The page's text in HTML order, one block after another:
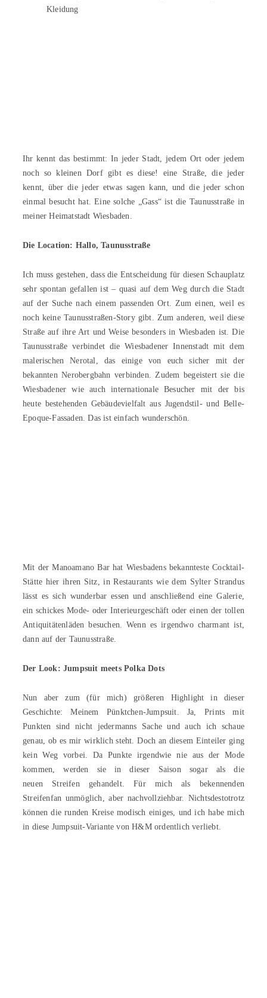
Kleidung
Ihr kennt das bestimmt: In jeder Stadt, jedem Ort oder jedem
noch so kleinen Dorf gibt es diese! eine Straße, die jeder
kennt, über die jeder etwas sagen kann, und die jeder schon
einmal besucht hat. Eine solche „Gass“ ist die Taunusstraße in
meiner Heimatstadt Wiesbaden.
Die Location: Hallo, Taunusstraße
Ich muss gestehen, dass die Entscheidung für diesen Schauplatz
sehr spontan gefallen ist – quasi auf dem Weg durch die Stadt
auf der Suche nach einem passenden Ort. Zum einen, weil es
noch keine Taunusstraßen-Story gibt. Zum anderen, weil diese
Straße auf ihre Art und Weise besonders in Wiesbaden ist. Die
Taunusstraße verbindet die Wiesbadener Innenstadt mit dem
malerischen Nerotal, das einige von euch sicher mit der
bekannten Nerobergbahn verbinden. Zudem begeistert sie die
Wiesbadener wie auch internationale Besucher mit der bis
heute bestehenden Gebäudevielfalt aus Jugendstil- und Belle-
Epoque-Fassaden. Das ist einfach wunderschön.
Mit der Manoamano Bar hat Wiesbadens bekannteste Cocktail-
Stätte hier ihren Sitz, in Restaurants wie dem Sylter Strandus
lässt es sich wunderbar essen und anschließend eine Galerie,
ein schickes Mode- oder Interieurgeschäft oder einen der tollen
Antiquitätenläden besuchen. Wenn es irgendwo charmant ist,
dann auf der Taunusstraße.
Der Look: Jumpsuit meets Polka Dots
Nun aber zum (für mich) größeren Highlight in dieser
Geschichte: Meinem Pünktchen-Jumpsuit. Ja, Prints mit
Punkten sind nicht jedermanns Sache und auch ich schaue
genau, ob es mir wirklich steht. Doch an diesem Einteiler ging
kein Weg vorbei. Da Punkte irgendwie nie aus der Mode
kommen, werden sie in dieser Saison sogar als die
neuen Streifen gehandelt. Für mich als bekennenden
Streifenfan unmöglich, aber nachvollziehbar. Nichtsdestotrotz
können die runden Kreise modisch einiges, und ich habe mich
in diese Jumpsuit-Variante von H&M ordentlich verliebt.